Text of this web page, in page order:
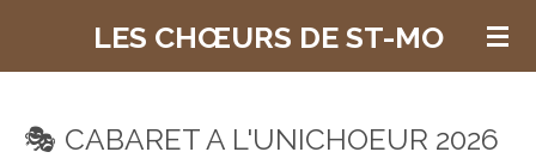
principal
LES CHŒURS DE ST-MO
🎭 CABARET A L'UNICHOEUR 2026